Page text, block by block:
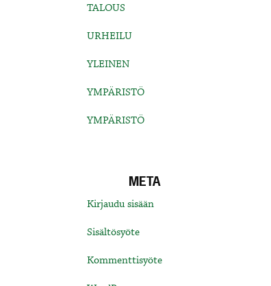
TALOUS
URHEILU
YLEINEN
YMPÄRISTÖ
YMPÄRISTÖ
META
Kirjaudu sisään
Sisältösyöte
Kommenttisyöte